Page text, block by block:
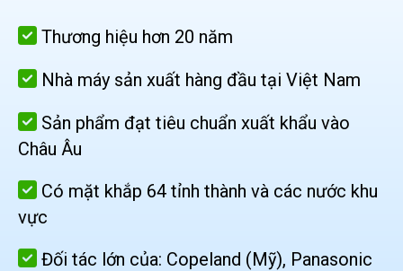
Thương hiệu hơn 20 năm
Nhà máy sản xuất hàng đầu tại Việt Nam
Sản phẩm đạt tiêu chuẩn xuất khẩu vào
Châu Âu
Có mặt khắp 64 tỉnh thành và các nước khu
vực
Đối tác lớn của: Copeland (Mỹ), Panasonic